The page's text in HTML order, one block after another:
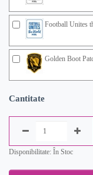
Football Unites
Golden Boot
Cantitate
Disponibilitate: În Stoc